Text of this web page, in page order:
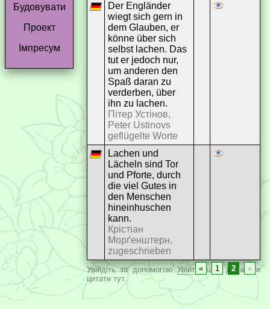
Будовувати
Проект
Імпресум
Der Engländer
wiegt sich gern in
dem Glauben, er
könne über sich
selbst lachen. Das
tut er jedoch nur,
um anderen den
Spaß daran zu
verderben, über
ihn zu lachen.
Пітер Устінов,
Peter Ustinovs
geflügelte Worte
Lachen und
Lächeln sind Tor
und Pforte, durch
die viel Gutes in
den Menschen
hineinhuschen
kann.
Крістіан
Морґенштерн,
zugeschrieben
« 1 2 »
Увійдіть за допомогоюУвійти, щоб додавати
цитати тут.